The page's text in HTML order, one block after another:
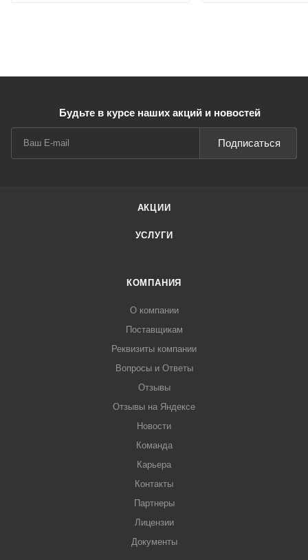
Будьте в курсе наших акций и новостей
Подписаться
АКЦИИ
УСЛУГИ
КОМПАНИЯ
О компании
Поставщикам
Реквизиты компании
Вопросы и Ответы
Отзывы
Отзывы на Яндексе
Новости
Команда
Карьера
Контакты
Партнеры
Лицензии
Документы